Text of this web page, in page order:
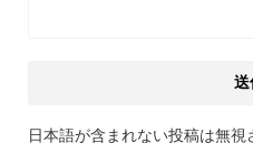
日本語が含まれない投稿は無視